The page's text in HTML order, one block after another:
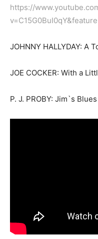
https://
JOHNNY HALLYDAY: A
JOE COCKER: With a
P. J. PROBY: Jim`s